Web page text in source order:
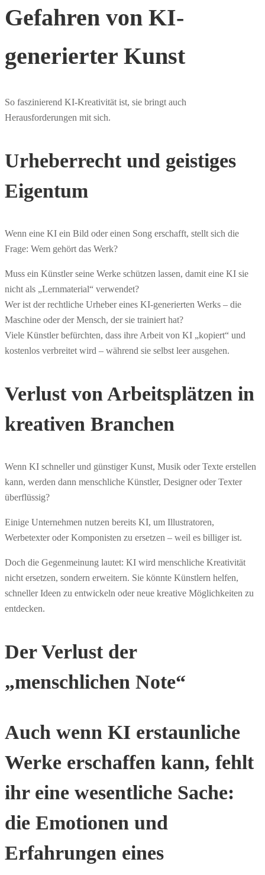
Gefahren von KI-
generierter Kunst
So faszinierend KI-Kreativität ist, sie bringt auch
Herausforderungen mit sich.
Urheberrecht und geistiges
Eigentum
Wenn eine KI ein Bild oder einen Song erschafft, stellt sich die
Frage: Wem gehört das Werk?
Muss ein Künstler seine Werke schützen lassen, damit eine KI sie
nicht als „Lernmaterial“ verwendet?
Wer ist der rechtliche Urheber eines KI-generierten Werks – die
Maschine oder der Mensch, der sie trainiert hat?
Viele Künstler befürchten, dass ihre Arbeit von KI „kopiert“ und
kostenlos verbreitet wird – während sie selbst leer ausgehen.
Verlust von Arbeitsplätzen in
kreativen Branchen
Wenn KI schneller und günstiger Kunst, Musik oder Texte erstellen
kann, werden dann menschliche Künstler, Designer oder Texter
überflüssig?
Einige Unternehmen nutzen bereits KI, um Illustratoren,
Werbetexter oder Komponisten zu ersetzen – weil es billiger ist.
Doch die Gegenmeinung lautet: KI wird menschliche Kreativität
nicht ersetzen, sondern erweitern. Sie könnte Künstlern helfen,
schneller Ideen zu entwickeln oder neue kreative Möglichkeiten zu
entdecken.
Der Verlust der
„menschlichen Note“
Auch wenn KI erstaunliche
Werke erschaffen kann, fehlt
ihr eine wesentliche Sache:
die Emotionen und
Erfahrungen eines